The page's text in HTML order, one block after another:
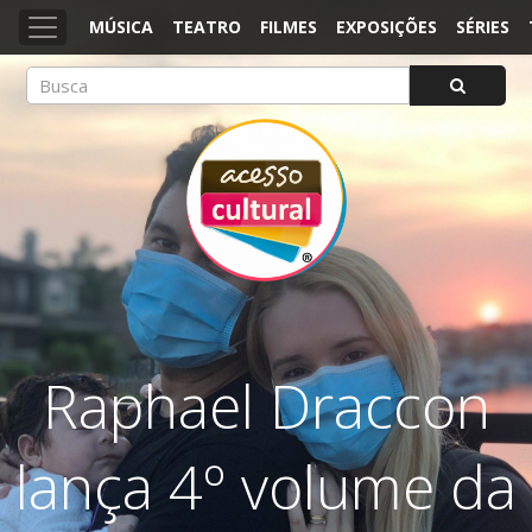
MÚSICA TEATRO FILMES EXPOSIÇÕES SÉRIES
ACESSO CULTURAL
Arte, Cultura Pop e Entretenimento
Raphael Draccon
lança 4º volume da